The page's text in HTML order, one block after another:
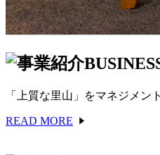
「上質な里山」をマネジメン
READ MORE